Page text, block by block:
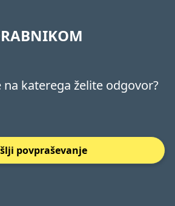
katerega želite odgovor?
povpraševanje